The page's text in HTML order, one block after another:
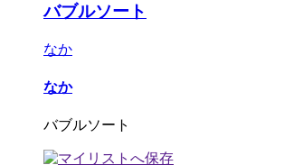
バブルソート
なか
なか
バブルソート